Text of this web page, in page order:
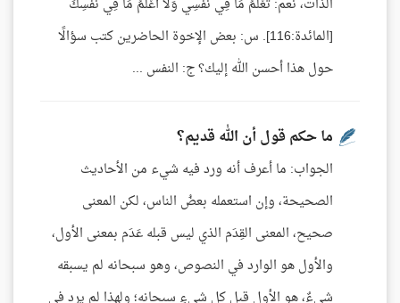
الذات، نعم: تعْلَمُ مَا فِي نَفْسِي وَلَا أَعْلَمُ مَا فِي نَفْسِكَ
[المائدة:116]. س: بعض الإخوة الحاضرين كتب سؤالًا
حول هذا أحسن الله إليك؟ ج: النفس ...
ما حكم قول أن الله قديم؟
الجواب: ما أعرف أنه ورد فيه شيء من الأحاديث
الصحيحة، وإن استعمله بعضُ الناس، لكن المعنى
صحيح، المعنى القِدَم الذي ليس قبله عَدَم بمعنى الأول،
والأول هو الوارد في النصوص، وهو سبحانه لم يسبقه
شيءٌ، هو الأول قبل كل شيءٍ سبحانه؛ ولهذا لم يرد في